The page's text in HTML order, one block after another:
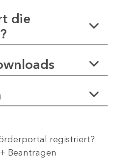
die
registriert?
Beantragen